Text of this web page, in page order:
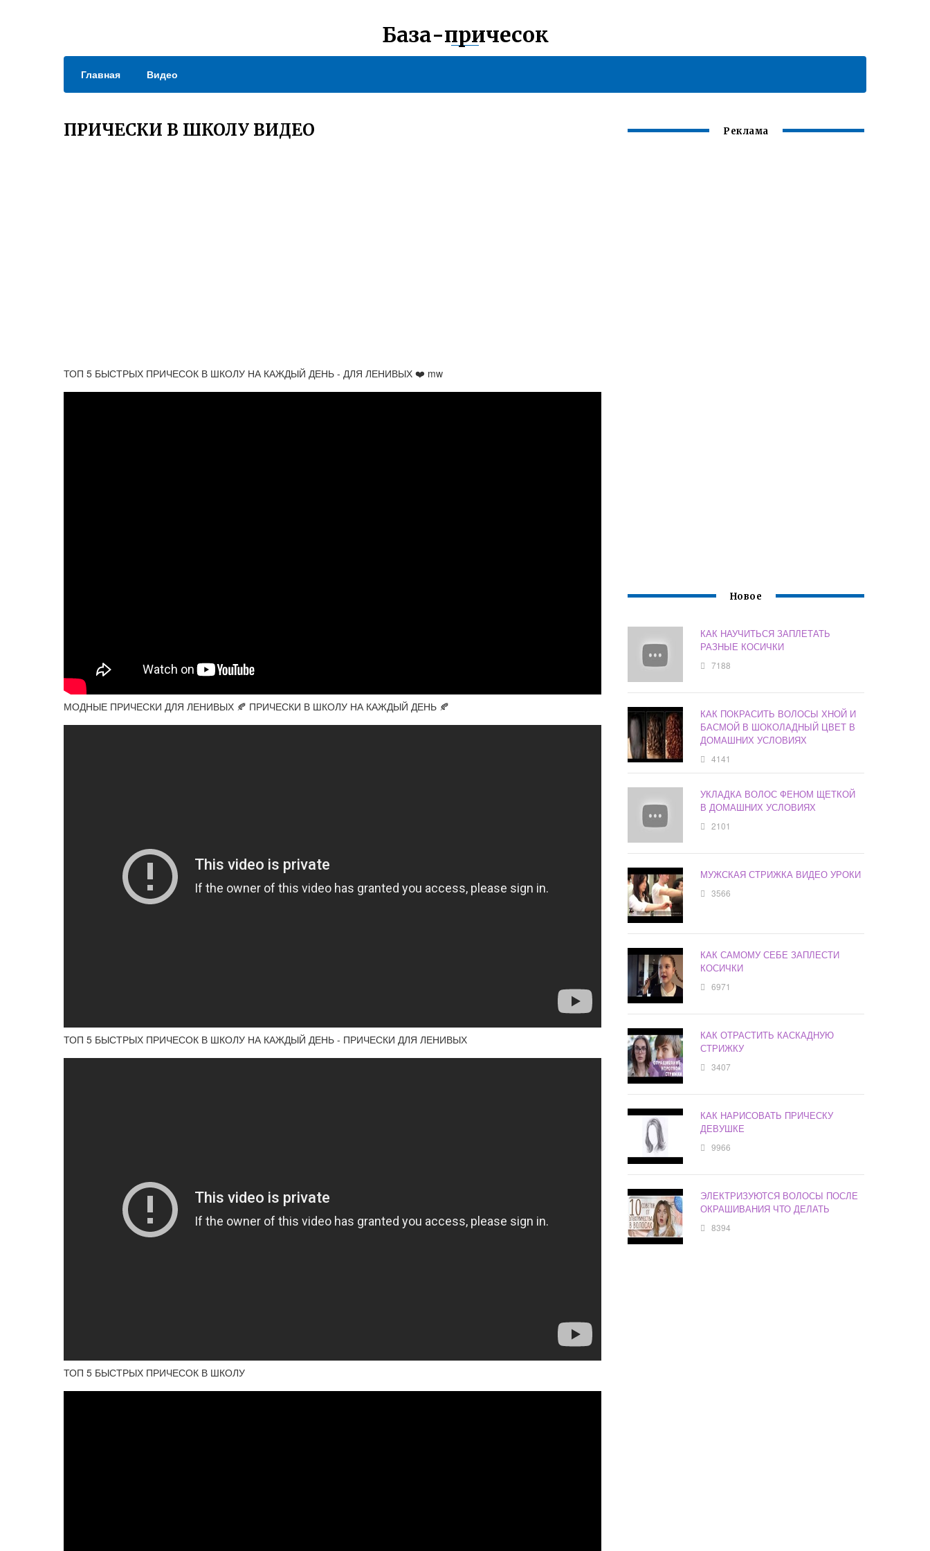
База-причесок
Главная Видео
ПРИЧЕСКИ В ШКОЛУ ВИДЕО
ТОП 5 БЫСТРЫХ ПРИЧЕСОК В ШКОЛУ НА КАЖДЫЙ ДЕНЬ - ДЛЯ ЛЕНИВЫХ ❤️ mw
МОДНЫЕ ПРИЧЕСКИ ДЛЯ ЛЕНИВЫХ 🍂 ПРИЧЕСКИ В ШКОЛУ НА КАЖДЫЙ ДЕНЬ 🍂
ТОП 5 БЫСТРЫХ ПРИЧЕСОК В ШКОЛУ НА КАЖДЫЙ ДЕНЬ - ПРИЧЕСКИ ДЛЯ ЛЕНИВЫХ
ТОП 5 БЫСТРЫХ ПРИЧЕСОК В ШКОЛУ
Реклама
Новое
КАК НАУЧИТЬСЯ ЗАПЛЕТАТЬ
РАЗНЫЕ КОСИЧКИ
7188
КАК ПОКРАСИТЬ ВОЛОСЫ ХНОЙ И
БАСМОЙ В ШОКОЛАДНЫЙ ЦВЕТ В
ДОМАШНИХ УСЛОВИЯХ
4141
УКЛАДКА ВОЛОС ФЕНОМ ЩЕТКОЙ
В ДОМАШНИХ УСЛОВИЯХ
2101
МУЖСКАЯ СТРИЖКА ВИДЕО УРОКИ
3566
КАК САМОМУ СЕБЕ ЗАПЛЕСТИ
КОСИЧКИ
6971
КАК ОТРАСТИТЬ КАСКАДНУЮ
СТРИЖКУ
3407
КАК НАРИСОВАТЬ ПРИЧЕСКУ
ДЕВУШКЕ
9966
ЭЛЕКТРИЗУЮТСЯ ВОЛОСЫ ПОСЛЕ
ОКРАШИВАНИЯ ЧТО ДЕЛАТЬ
8394